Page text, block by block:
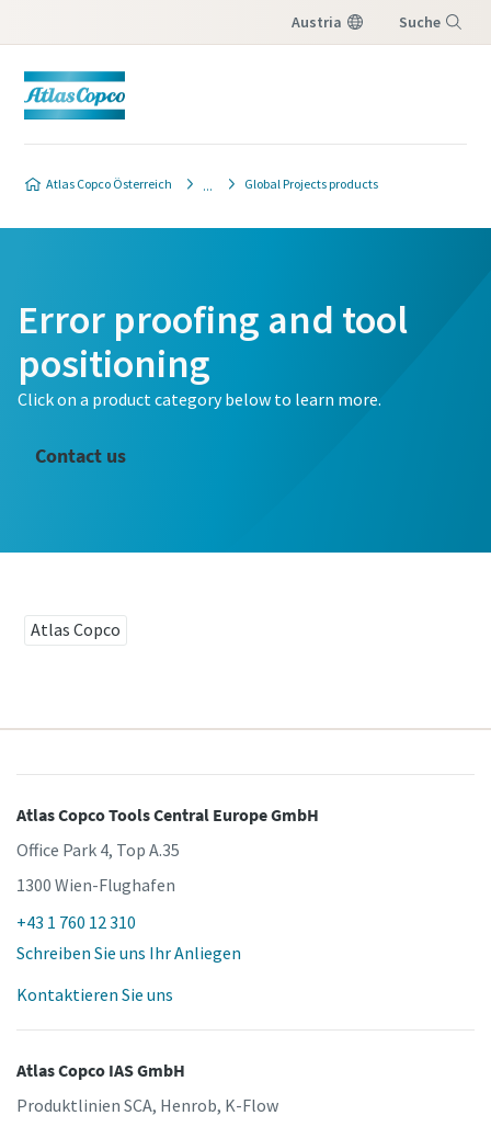
Austria Suche
Atlas Copco Österreich Global Projects products
Werkzeugprüfung?
Error proofing and tool
positioning
Click on a product category below to learn more.
Contact us
Atlas Copco
Atlas Copco Tools Central Europe GmbH
Office Park 4, Top A.35
1300 Wien-Flughafen
+43 1 760 12 310
Schreiben Sie uns Ihr Anliegen
Kontaktieren Sie uns
Atlas Copco IAS GmbH
Produktlinien SCA, Henrob, K-Flow